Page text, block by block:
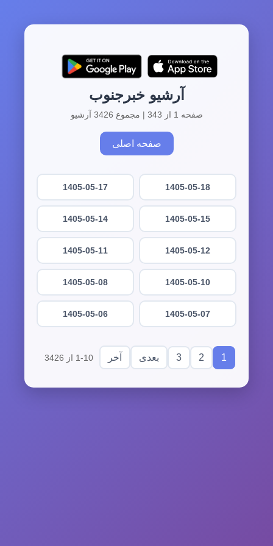
آرشیو خبرجنوب
صفحه 1 از 343 | مجموع 3426 آرشیو
صفحه اصلی
1405-05-18
1405-05-17
1405-05-15
1405-05-14
1405-05-12
1405-05-11
1405-05-10
1405-05-08
1405-05-07
1405-05-06
1
2
3 بعدی آخر 1-10 از 3426